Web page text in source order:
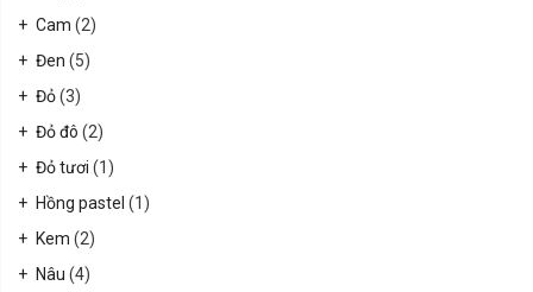
Cam (2)
Đen (5)
Đỏ(3)
Đỏ đô (2)
Đỏ tươi (1)
Hồng pastel (1)
Kem (2)
Nâu (4)